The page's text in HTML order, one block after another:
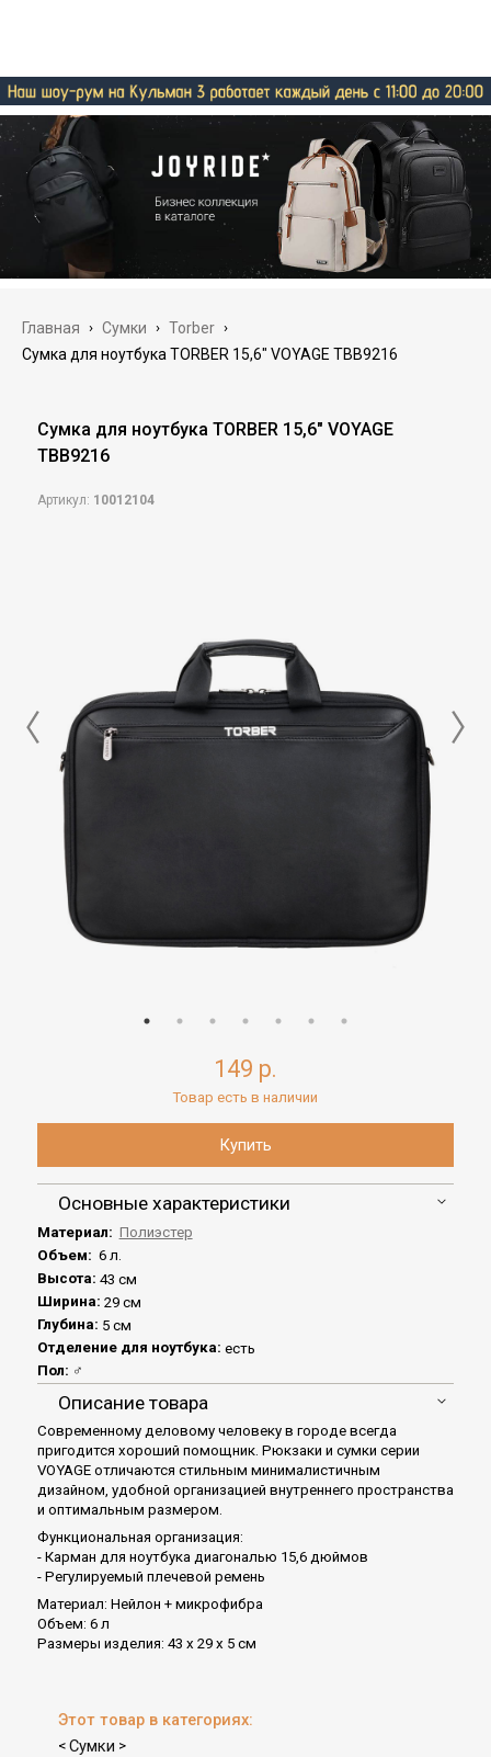
Главная › Сумки › Torber ›
Сумка для ноутбука TORBER 15,6" VOYAGE TBB9216
Сумка для ноутбука TORBER 15,6" VOYAGE
TBB9216
Артикул: 10012104
149 р.
Товар есть в наличии
Основные характеристики
Материал: Полиэстер
Объем: 6 л.
Высота: 43 см
Ширина: 29 см
Глубина: 5 см
Отделение для ноутбука: есть
Пол: ♂
Описание товара
Современному деловому человеку в городе всегда
пригодится хороший помощник. Рюкзаки и сумки серии
VOYAGE отличаются стильным минималистичным
дизайном, удобной организацией внутреннего пространства
и оптимальным размером.
Функциональная организация:
- Карман для ноутбука диагональю 15,6 дюймов
- Регулируемый плечевой ремень
Материал: Нейлон + микрофибра
Объем: 6 л
Размеры изделия: 43 х 29 x 5 см
Этот товар в категориях:
< Сумки >